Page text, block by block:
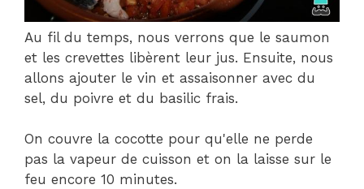
Au fil du temps, nous verrons que le saumon
et les crevettes libèrent leur jus. Ensuite, nous
allons ajouter le vin et assaisonner avec du
sel, du poivre et du basilic frais.
On couvre la cocotte pour qu'elle ne perde
pas la vapeur de cuisson et on la laisse sur le
feu encore 10 minutes.